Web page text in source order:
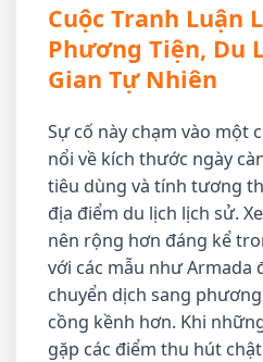
Cuộc Tranh Luận
Phương Tiện, Du
Gian Tự Nhiên
Sự cố này chạm vào một
nổi về kích thước ngày
tiêu dùng và tính tương
địa điểm du lịch lịch sử.
nên rộng hơn đáng kể
với các mẫu như Armada
chuyển dịch sang
cồng kềnh hơn. Khi
gặp các điểm thu hút